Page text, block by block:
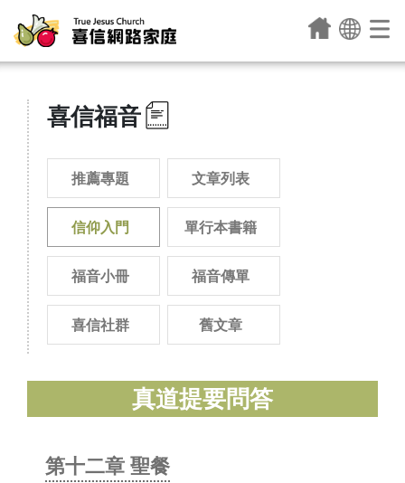
喜信福音
推薦專題 文章列表
信仰入門 單行本書籍
福音小冊 福音傳單
喜信社群 舊文章
真道提要問答
第十二章 聖餐